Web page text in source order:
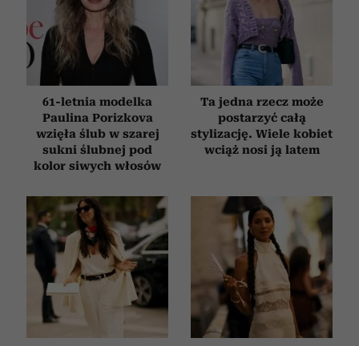
61-letnia modelka
Paulina Porizkova
wzięła ślub w szarej
sukni ślubnej pod
kolor siwych włosów
Ta jedna rzecz może
postarzyć całą
stylizację. Wiele kobiet
wciąż nosi ją latem